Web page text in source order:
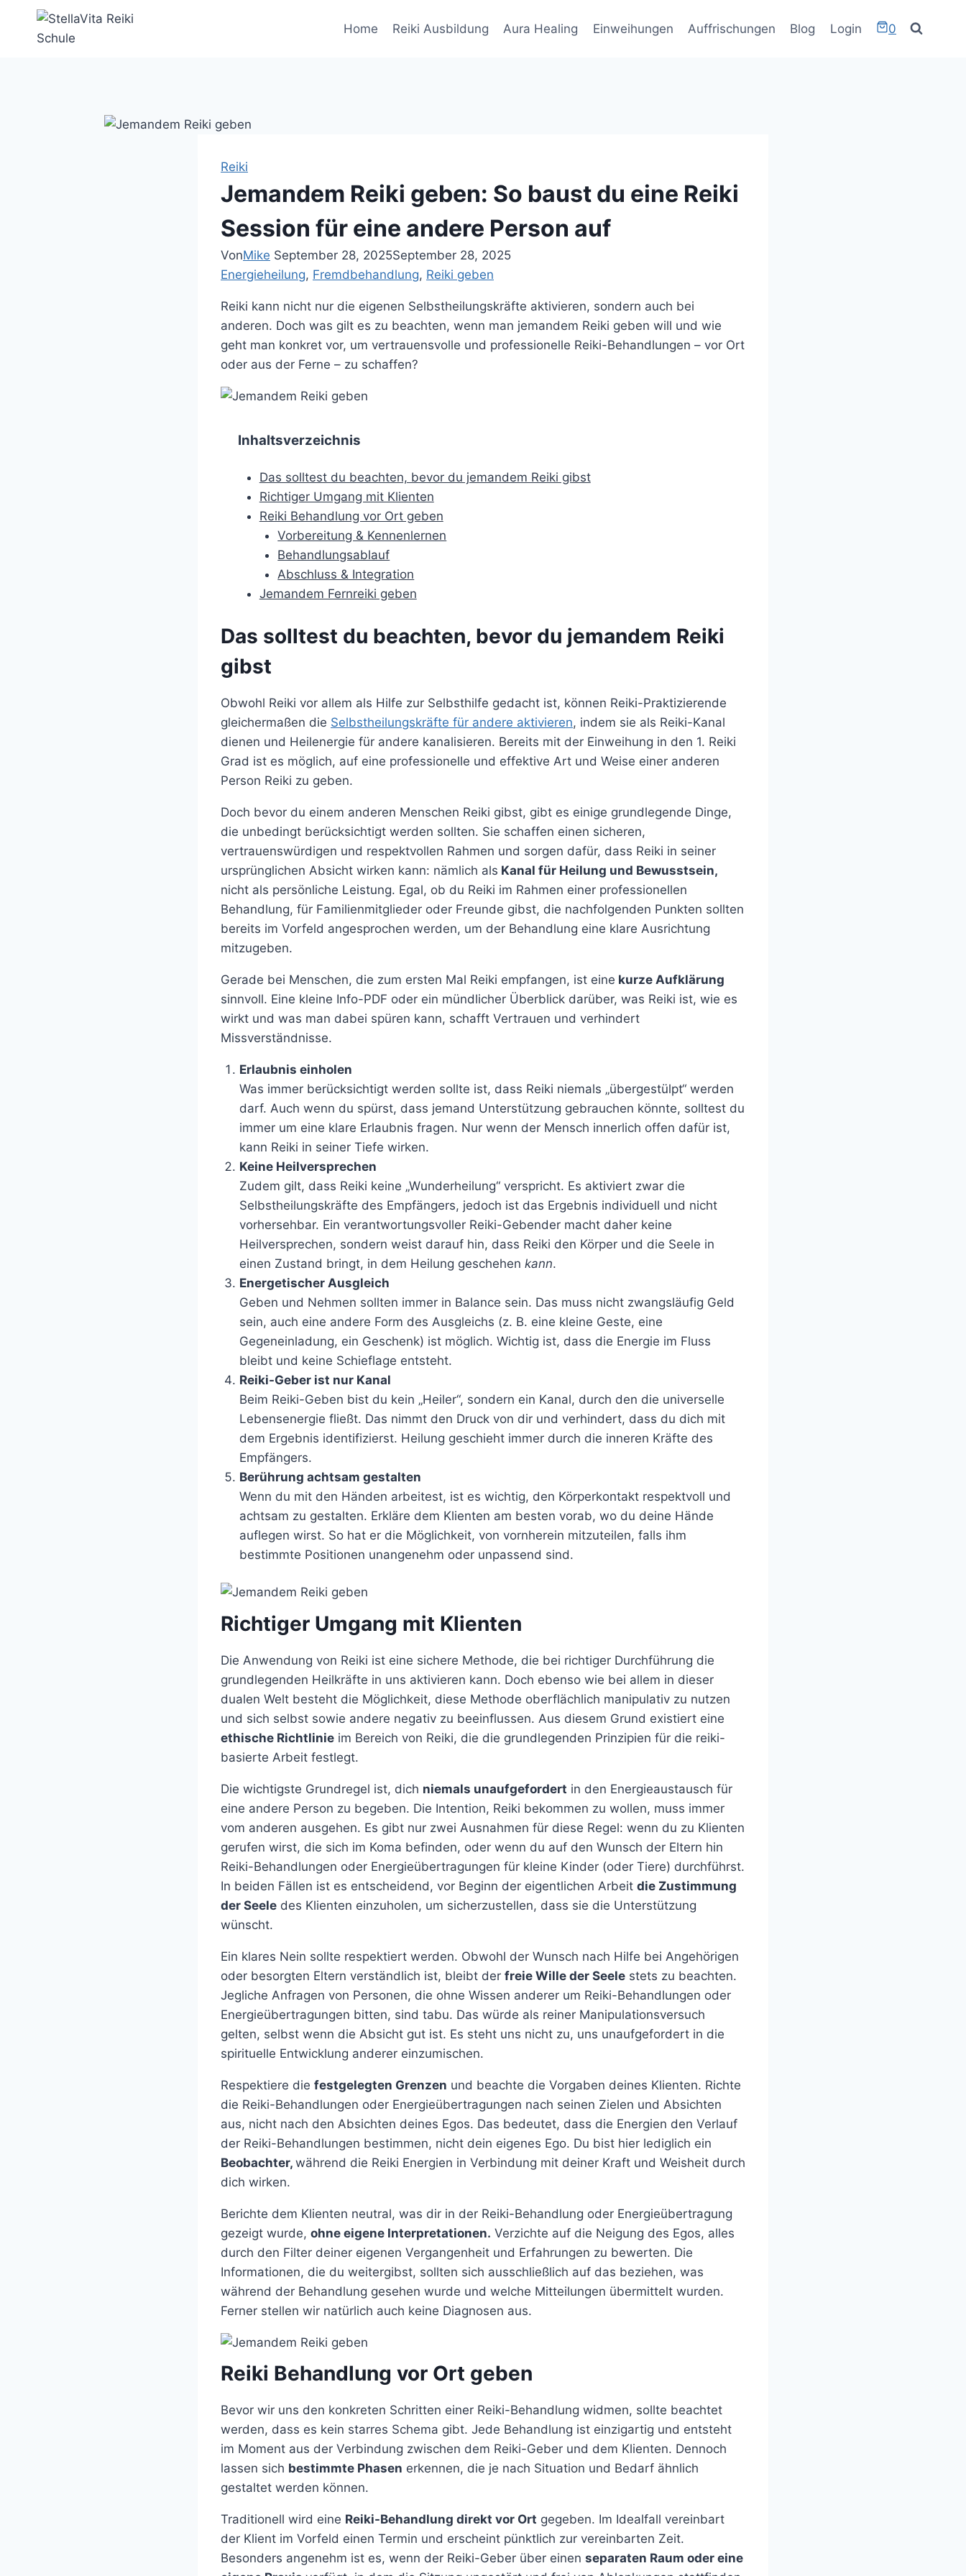
springen
Home Reiki Ausbildung Aura Healing Einweihungen Auffrischungen Blog Login 0
Reiki
Jemandem Reiki geben: So baust du eine Reiki
Session für eine andere Person auf
VonMike September 28, 2025September 28, 2025
Energieheilung, Fremdbehandlung, Reiki geben
Reiki kann nicht nur die eigenen Selbstheilungskräfte aktivieren, sondern auch bei
anderen. Doch was gilt es zu beachten, wenn man jemandem Reiki geben will und wie
geht man konkret vor, um vertrauensvolle und professionelle Reiki-Behandlungen – vor Ort
oder aus der Ferne – zu schaffen?
Inhaltsverzeichnis
Das solltest du beachten, bevor du jemandem Reiki gibst
Richtiger Umgang mit Klienten
Reiki Behandlung vor Ort geben
Vorbereitung & Kennenlernen
Behandlungsablauf
Abschluss & Integration
Jemandem Fernreiki geben
Das solltest du beachten, bevor du jemandem Reiki
gibst
Obwohl Reiki vor allem als Hilfe zur Selbsthilfe gedacht ist, können Reiki-Praktizierende
gleichermaßen die Selbstheilungskräfte für andere aktivieren, indem sie als Reiki-Kanal
dienen und Heilenergie für andere kanalisieren. Bereits mit der Einweihung in den 1. Reiki
Grad ist es möglich, auf eine professionelle und effektive Art und Weise einer anderen
Person Reiki zu geben.
Doch bevor du einem anderen Menschen Reiki gibst, gibt es einige grundlegende Dinge,
die unbedingt berücksichtigt werden sollten. Sie schaffen einen sicheren,
vertrauenswürdigen und respektvollen Rahmen und sorgen dafür, dass Reiki in seiner
ursprünglichen Absicht wirken kann: nämlich als Kanal für Heilung und Bewusstsein,
nicht als persönliche Leistung. Egal, ob du Reiki im Rahmen einer professionellen
Behandlung, für Familienmitglieder oder Freunde gibst, die nachfolgenden Punkten sollten
bereits im Vorfeld angesprochen werden, um der Behandlung eine klare Ausrichtung
mitzugeben.
Gerade bei Menschen, die zum ersten Mal Reiki empfangen, ist eine kurze Aufklärung
sinnvoll. Eine kleine Info-PDF oder ein mündlicher Überblick darüber, was Reiki ist, wie es
wirkt und was man dabei spüren kann, schafft Vertrauen und verhindert
Missverständnisse.
Erlaubnis einholen
Was immer berücksichtigt werden sollte ist, dass Reiki niemals „übergestülpt“ werden
darf. Auch wenn du spürst, dass jemand Unterstützung gebrauchen könnte, solltest du
immer um eine klare Erlaubnis fragen. Nur wenn der Mensch innerlich offen dafür ist,
kann Reiki in seiner Tiefe wirken.
Keine Heilversprechen
Zudem gilt, dass Reiki keine „Wunderheilung“ verspricht. Es aktiviert zwar die
Selbstheilungskräfte des Empfängers, jedoch ist das Ergebnis individuell und nicht
vorhersehbar. Ein verantwortungsvoller Reiki-Gebender macht daher keine
Heilversprechen, sondern weist darauf hin, dass Reiki den Körper und die Seele in
einen Zustand bringt, in dem Heilung geschehen kann.
Energetischer Ausgleich
Geben und Nehmen sollten immer in Balance sein. Das muss nicht zwangsläufig Geld
sein, auch eine andere Form des Ausgleichs (z. B. eine kleine Geste, eine
Gegeneinladung, ein Geschenk) ist möglich. Wichtig ist, dass die Energie im Fluss
bleibt und keine Schieflage entsteht.
Reiki-Geber ist nur Kanal
Beim Reiki-Geben bist du kein „Heiler“, sondern ein Kanal, durch den die universelle
Lebensenergie fließt. Das nimmt den Druck von dir und verhindert, dass du dich mit
dem Ergebnis identifizierst. Heilung geschieht immer durch die inneren Kräfte des
Empfängers.
Berührung achtsam gestalten
Wenn du mit den Händen arbeitest, ist es wichtig, den Körperkontakt respektvoll und
achtsam zu gestalten. Erkläre dem Klienten am besten vorab, wo du deine Hände
auflegen wirst. So hat er die Möglichkeit, von vornherein mitzuteilen, falls ihm
bestimmte Positionen unangenehm oder unpassend sind.
Richtiger Umgang mit Klienten
Die Anwendung von Reiki ist eine sichere Methode, die bei richtiger Durchführung die
grundlegenden Heilkräfte in uns aktivieren kann. Doch ebenso wie bei allem in dieser
dualen Welt besteht die Möglichkeit, diese Methode oberflächlich manipulativ zu nutzen
und sich selbst sowie andere negativ zu beeinflussen. Aus diesem Grund existiert eine
ethische Richtlinie im Bereich von Reiki, die die grundlegenden Prinzipien für die reiki-
basierte Arbeit festlegt.
Die wichtigste Grundregel ist, dich niemals unaufgefordert in den Energieaustausch für
eine andere Person zu begeben. Die Intention, Reiki bekommen zu wollen, muss immer
vom anderen ausgehen. Es gibt nur zwei Ausnahmen für diese Regel: wenn du zu Klienten
gerufen wirst, die sich im Koma befinden, oder wenn du auf den Wunsch der Eltern hin
Reiki-Behandlungen oder Energieübertragungen für kleine Kinder (oder Tiere) durchführst.
In beiden Fällen ist es entscheidend, vor Beginn der eigentlichen Arbeit die Zustimmung
der Seele des Klienten einzuholen, um sicherzustellen, dass sie die Unterstützung
wünscht.
Ein klares Nein sollte respektiert werden. Obwohl der Wunsch nach Hilfe bei Angehörigen
oder besorgten Eltern verständlich ist, bleibt der freie Wille der Seele stets zu beachten.
Jegliche Anfragen von Personen, die ohne Wissen anderer um Reiki-Behandlungen oder
Energieübertragungen bitten, sind tabu. Das würde als reiner Manipulationsversuch
gelten, selbst wenn die Absicht gut ist. Es steht uns nicht zu, uns unaufgefordert in die
spirituelle Entwicklung anderer einzumischen.
Respektiere die festgelegten Grenzen und beachte die Vorgaben deines Klienten. Richte
die Reiki-Behandlungen oder Energieübertragungen nach seinen Zielen und Absichten
aus, nicht nach den Absichten deines Egos. Das bedeutet, dass die Energien den Verlauf
der Reiki-Behandlungen bestimmen, nicht dein eigenes Ego. Du bist hier lediglich ein
Beobachter, während die Reiki Energien in Verbindung mit deiner Kraft und Weisheit durch
dich wirken.
Berichte dem Klienten neutral, was dir in der Reiki-Behandlung oder Energieübertragung
gezeigt wurde, ohne eigene Interpretationen. Verzichte auf die Neigung des Egos, alles
durch den Filter deiner eigenen Vergangenheit und Erfahrungen zu bewerten. Die
Informationen, die du weitergibst, sollten sich ausschließlich auf das beziehen, was
während der Behandlung gesehen wurde und welche Mitteilungen übermittelt wurden.
Ferner stellen wir natürlich auch keine Diagnosen aus.
Reiki Behandlung vor Ort geben
Bevor wir uns den konkreten Schritten einer Reiki-Behandlung widmen, sollte beachtet
werden, dass es kein starres Schema gibt. Jede Behandlung ist einzigartig und entsteht
im Moment aus der Verbindung zwischen dem Reiki-Geber und dem Klienten. Dennoch
lassen sich bestimmte Phasen erkennen, die je nach Situation und Bedarf ähnlich
gestaltet werden können.
Traditionell wird eine Reiki-Behandlung direkt vor Ort gegeben. Im Idealfall vereinbart
der Klient im Vorfeld einen Termin und erscheint pünktlich zur vereinbarten Zeit.
Besonders angenehm ist es, wenn der Reiki-Geber über einen separaten Raum oder eine